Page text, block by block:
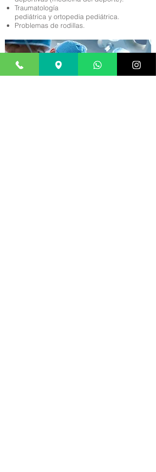
Traumatología
pediátrica y ortopedia pediátrica.
Problemas de rodillas.